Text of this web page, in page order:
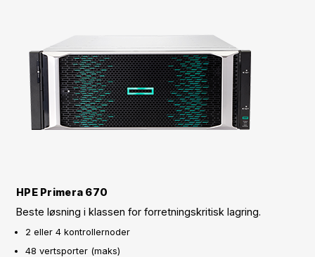
HPE Primera 670
Beste løsning i klassen for forretningskritisk lagring.
2 eller 4 kontrollernoder
48 vertsporter (maks)